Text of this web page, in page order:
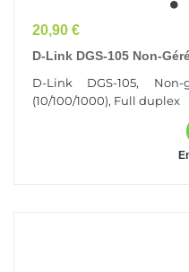
Prix
20,90 €
D-Link DGS-105 Non-
D-Link DGS-105,
(10/100/1000), Full duplex